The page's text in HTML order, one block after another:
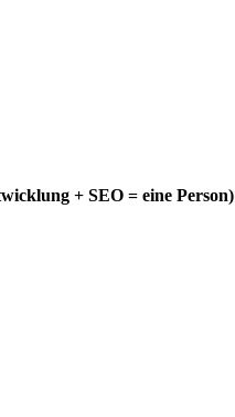
+ SEO = eine Person)